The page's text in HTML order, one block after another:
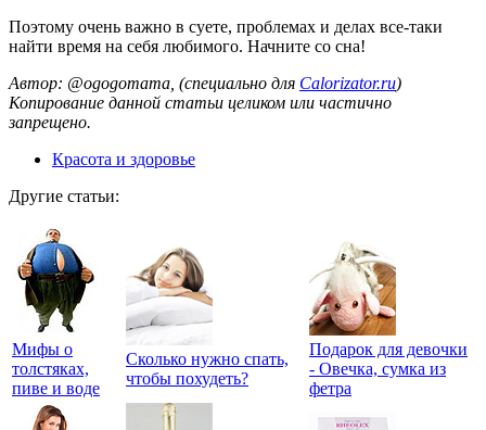
Поэтому очень важно в суете, проблемах и делах все-таки
найти время на себя любимого. Начните со сна!
Автор: @ogogomama, (специально для Calorizator.ru)
Копирование данной статьи целиком или частично
запрещено.
Красота и здоровье
Другие статьи:
Мифы о
толстяках,
пиве и воде
Сколько нужно спать,
чтобы похудеть?
Подарок для девочки
- Овечка, сумка из
фетра